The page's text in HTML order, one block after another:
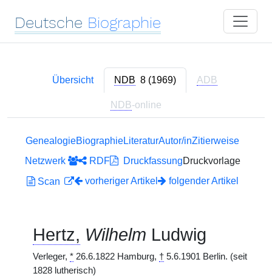
Deutsche Biographie
Übersicht NDB 8 (1969) ADB
NDB-online
GenealogieBiographieLiteraturAutor/inZitierweise
Netzwerk
RDF DruckfassungDruckvorlage
Scan
vorheriger Artikel folgender Artikel
Hertz, Wilhelm Ludwig
Verleger, * 26.6.1822 Hamburg, † 5.6.1901 Berlin. (seit
1828 lutherisch)